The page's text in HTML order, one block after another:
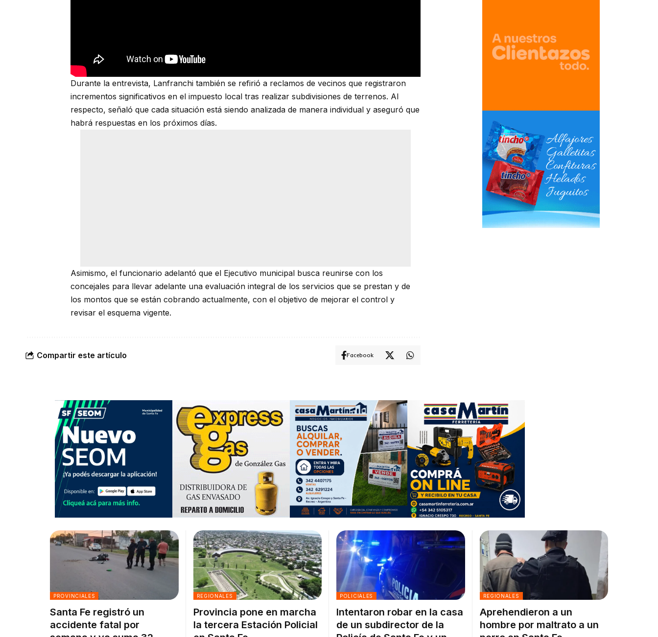
Durante la entrevista, Lanfranchi también se refirió a reclamos de vecinos que registraron
incrementos significativos en el impuesto local tras realizar subdivisiones de terrenos. Al
respecto, señaló que cada situación está siendo analizada de manera individual y aseguró que
habrá respuestas en los próximos días.
Asimismo, el funcionario adelantó que el Ejecutivo municipal busca reunirse con los
concejales para llevar adelante una evaluación integral de los servicios que se prestan y de
los montos que se están cobrando actualmente, con el objetivo de mejorar el control y
revisar el esquema vigente.
Compartir este artículo Facebook
PROVINCIALES
Santa Fe registró un
accidente fatal por
REGIONALES
Provincia pone en marcha
la tercera Estación Policial
POLICIALES
Intentaron robar en la casa
de un subdirector de la
REGIONALES
Aprehendieron a un
hombre por maltrato a un